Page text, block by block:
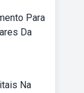
Para
Da
Na